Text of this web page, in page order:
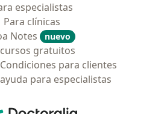
especialistas
Para clínicas
Notes
nuevo
gratuitos
para clientes
para especialistas
Doctoralia - Página de inicio